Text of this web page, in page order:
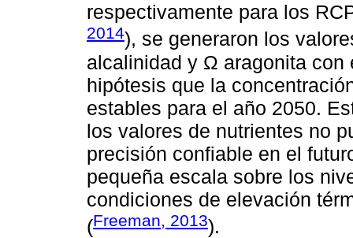
respectivamente para los
2014), se generaron los
alcalinidad y Ω aragonita con
hipótesis que la
estables para el año 2050.
los valores de nutrientes no
precisión confiable en el
pequeña escala sobre los
condiciones de elevación
(Freeman, 2013).